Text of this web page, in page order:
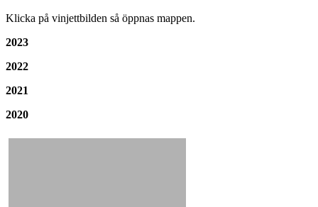
Klicka på vinjettbilden så öppnas mappen.
2023
2022
2021
2020